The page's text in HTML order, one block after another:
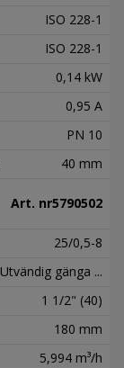
ISO 228-1
ISO 228-1
0,14 kW
0,95 A
PN 10
40 mm
Art. nr5790502
25/0,5-8
Utvändig gänga ...
1 1/2" (40)
180 mm
5,994 m³/h